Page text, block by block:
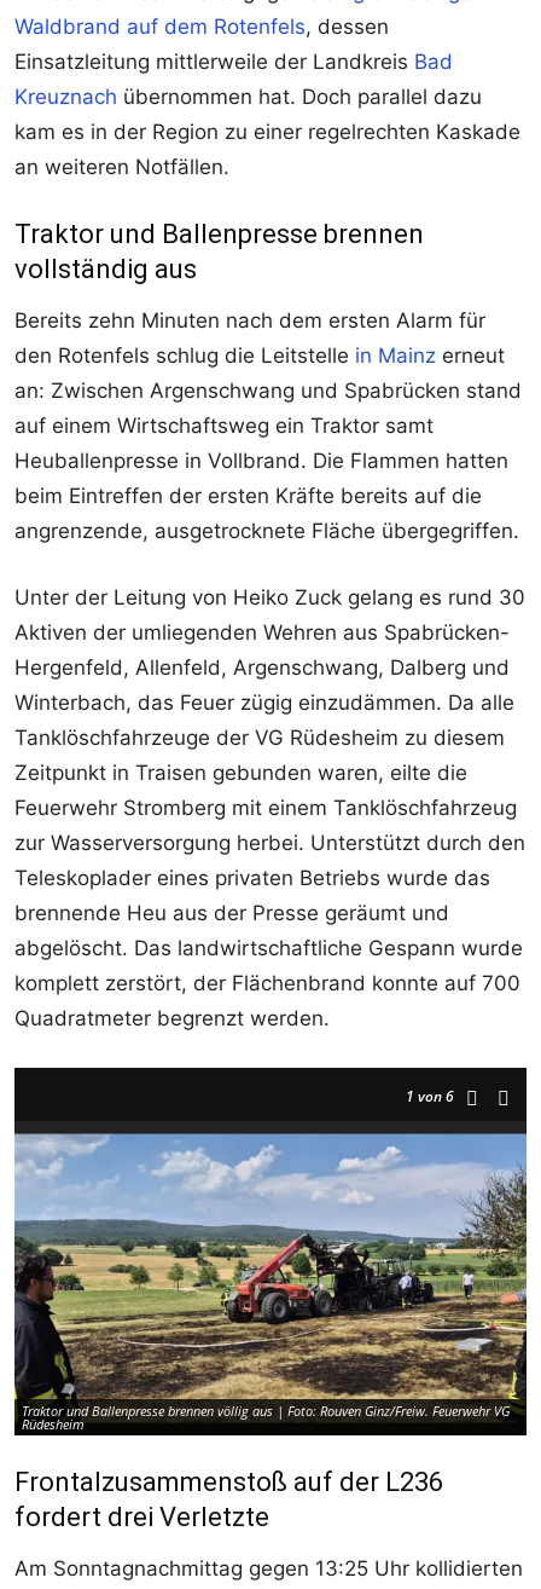
Waldbrand auf dem Rotenfels, dessen
Einsatzleitung mittlerweile der Landkreis Bad
Kreuznach übernommen hat. Doch parallel dazu
kam es in der Region zu einer regelrechten Kaskade
an weiteren Notfällen.
Traktor und Ballenpresse brennen
vollständig aus
Bereits zehn Minuten nach dem ersten Alarm für
den Rotenfels schlug die Leitstelle in Mainz erneut
an: Zwischen Argenschwang und Spabrücken stand
auf einem Wirtschaftsweg ein Traktor samt
Heuballenpresse in Vollbrand. Die Flammen hatten
beim Eintreffen der ersten Kräfte bereits auf die
angrenzende, ausgetrocknete Fläche übergegriffen.
Unter der Leitung von Heiko Zuck gelang es rund 30
Aktiven der umliegenden Wehren aus Spabrücken-
Hergenfeld, Allenfeld, Argenschwang, Dalberg und
Winterbach, das Feuer zügig einzudämmen. Da alle
Tanklöschfahrzeuge der VG Rüdesheim zu diesem
Zeitpunkt in Traisen gebunden waren, eilte die
Feuerwehr Stromberg mit einem Tanklöschfahrzeug
zur Wasserversorgung herbei. Unterstützt durch den
Teleskoplader eines privaten Betriebs wurde das
brennende Heu aus der Presse geräumt und
abgelöscht. Das landwirtschaftliche Gespann wurde
komplett zerstört, der Flächenbrand konnte auf 700
Quadratmeter begrenzt werden.
1 von 6
Traktor und Ballenpresse brennen völlig aus | Foto: Rouven Ginz/Freiw. Feuerwehr VG
Rüdesheim
Frontalzusammenstoß auf der L236
fordert drei Verletzte
Am Sonntagnachmittag gegen 13:25 Uhr kollidierten